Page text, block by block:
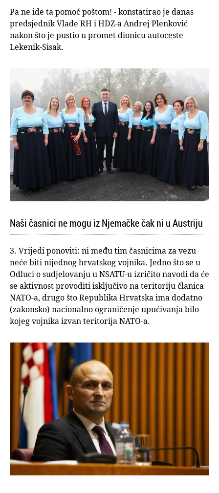
Pa ne ide ta pomoć poštom! - konstatirao je danas
predsjednik Vlade RH i HDZ-a Andrej Plenković
nakon što je pustio u promet dionicu autoceste
Lekenik-Sisak.
Naši časnici ne mogu iz Njemačke čak ni u Austriju
3. Vrijedi ponoviti: ni među tim časnicima za vezu
neće biti nijednog hrvatskog vojnika. Jedno što se u
Odluci o sudjelovanju u NSATU-u izričito navodi da će
se aktivnost provoditi isključivo na teritoriju članica
NATO-a, drugo što Republika Hrvatska ima dodatno
(zakonsko) nacionalno ograničenje upućivanja bilo
kojeg vojnika izvan teritorija NATO-a.